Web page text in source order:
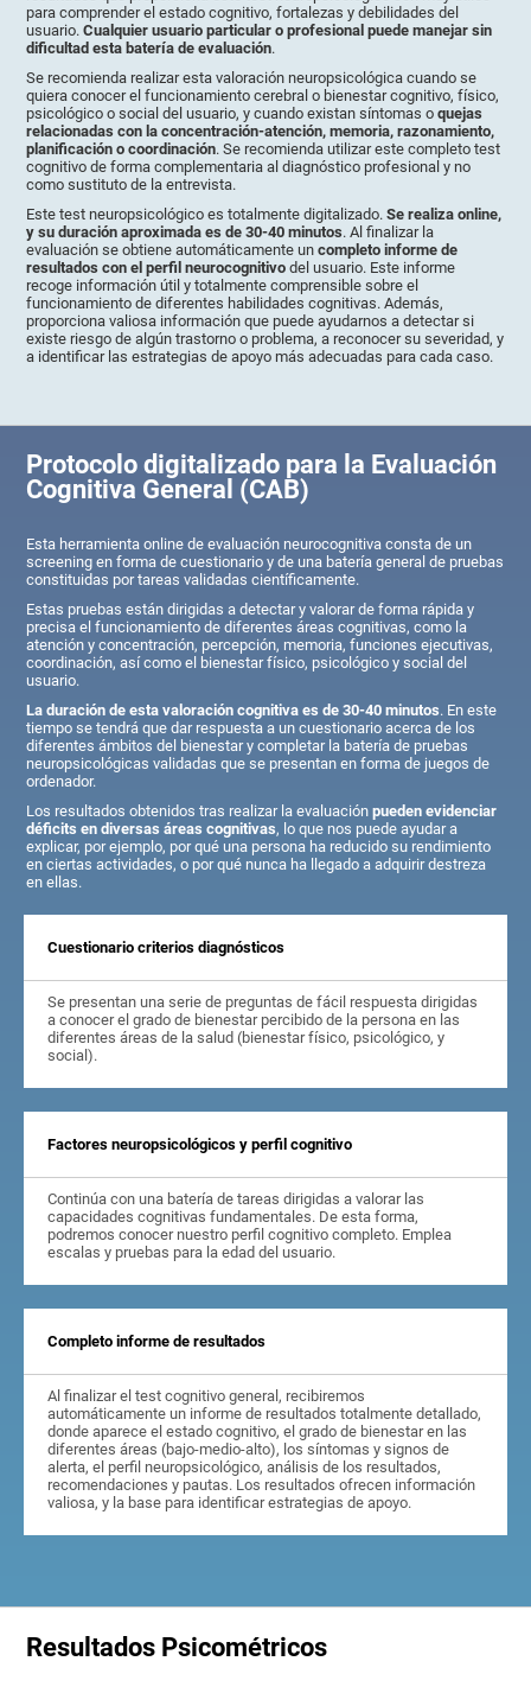
para comprender el estado cognitivo, fortalezas y debilidades del
usuario.Cualquier usuario particular o profesional puede manejar sin
dificultad esta batería de evaluación.
Se recomienda realizar esta valoración neuropsicológica cuando se
quiera conocer el funcionamiento cerebral o bienestar cognitivo, físico,
psicológico o social del usuario, y cuando existan síntomas oquejas
relacionadas con la concentración-atención, memoria, razonamiento,
planificación o coordinación. Se recomienda utilizar este completo test
cognitivo de forma complementaria al diagnóstico profesional y no
como sustituto de la entrevista.
Este test neuropsicológico es totalmente digitalizado.Se realiza online,
y su duración aproximada es de 30-40 minutos. Al finalizar la
evaluación se obtiene automáticamente uncompleto informe de
resultados con el perfil neurocognitivo del usuario. Este informe
recoge información útil y totalmente comprensible sobre el
funcionamiento de diferentes habilidades cognitivas. Además,
proporciona valiosa información que puede ayudarnos a detectar si
existe riesgo de algún trastorno o problema, a reconocer su severidad, y
a identificar las estrategias de apoyo más adecuadas para cada caso.
Protocolo digitalizado para la Evaluación
Cognitiva General (CAB)
Esta herramienta online de evaluación neurocognitiva consta de un
screening en forma de cuestionario y de una batería general de pruebas
constituidas por tareas validadas científicamente.
Estas pruebas están dirigidas a detectar y valorar de forma rápida y
precisa el funcionamiento de diferentes áreas cognitivas, como la
atención y concentración, percepción, memoria, funciones ejecutivas,
coordinación, así como el bienestar físico, psicológico y social del
usuario.
La duración de esta valoración cognitiva es de 30-40 minutos. En este
tiempo se tendrá que dar respuesta a un cuestionario acerca de los
diferentes ámbitos del bienestar y completar la batería de pruebas
neuropsicológicas validadas que se presentan en forma de juegos de
ordenador.
Los resultados obtenidos tras realizar la evaluaciónpueden evidenciar
déficits en diversas áreas cognitivas, lo que nos puede ayudar a
explicar, por ejemplo, por qué una persona ha reducido su rendimiento
en ciertas actividades, o por qué nunca ha llegado a adquirir destreza
en ellas.
Cuestionario criterios diagnósticos
Se presentan una serie de preguntas de fácil respuesta dirigidas
a conocer el grado de bienestar percibido de la persona en las
diferentes áreas de la salud (bienestar físico, psicológico, y
social).
Factores neuropsicológicos y perfil cognitivo
Continúa con una batería de tareas dirigidas a valorar las
capacidades cognitivas fundamentales. De esta forma,
podremos conocer nuestro perfil cognitivo completo. Emplea
escalas y pruebas para la edad del usuario.
Completo informe de resultados
Al finalizar el test cognitivo general, recibiremos
automáticamente un informe de resultados totalmente detallado,
donde aparece el estado cognitivo, el grado de bienestar en las
diferentes áreas (bajo-medio-alto), los síntomas y signos de
alerta, el perfil neuropsicológico, análisis de los resultados,
recomendaciones y pautas. Los resultados ofrecen información
valiosa, y la base para identificar estrategias de apoyo.
Resultados Psicométricos